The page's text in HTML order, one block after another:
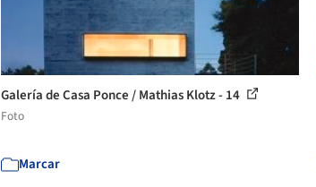
Galería de Casa Ponce / Mathias Klotz - 14
Foto
Marcar